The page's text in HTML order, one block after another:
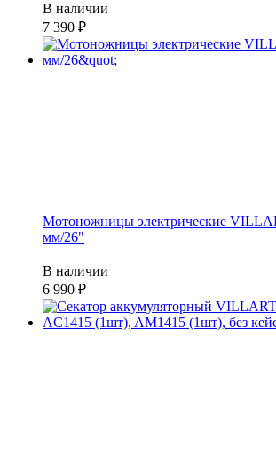
В наличии
7 390
Мотоножницы электрические
мм/26"
В наличии
6 990